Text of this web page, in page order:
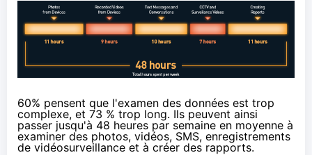
60% pensent que l'examen des données est trop
complexe, et 73 % trop long. Ils peuvent ainsi
passer jusqu'à 48 heures par semaine en moyenne à
examiner des photos, vidéos, SMS, enregistrements
de vidéosurveillance et à créer des rapports.